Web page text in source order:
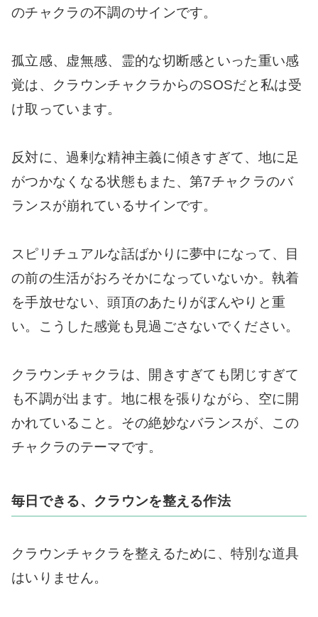
のチャクラの不調のサインです。
孤立感、虚無感、霊的な切断感といった重い感
覚は、クラウンチャクラからのSOSだと私は受
け取っています。
反対に、過剰な精神主義に傾きすぎて、地に足
がつかなくなる状態もまた、第7チャクラのバ
ランスが崩れているサインです。
スピリチュアルな話ばかりに夢中になって、目
の前の生活がおろそかになっていないか。執着
を手放せない、頭頂のあたりがぼんやりと重
い。こうした感覚も見過ごさないでください。
クラウンチャクラは、開きすぎても閉じすぎて
も不調が出ます。地に根を張りながら、空に開
かれていること。その絶妙なバランスが、この
チャクラのテーマです。
毎日できる、クラウンを整える作法
クラウンチャクラを整えるために、特別な道具
はいりません。